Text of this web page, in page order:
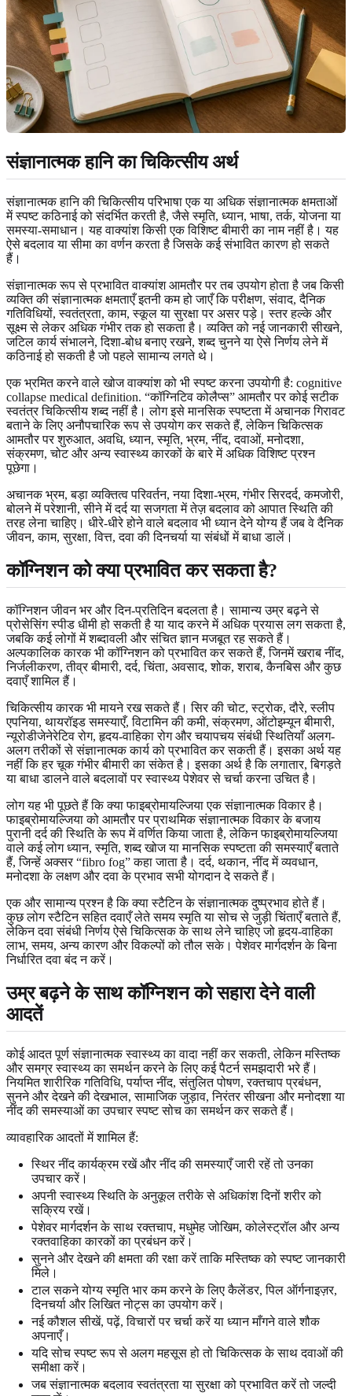
संज्ञानात्मक हानि का चिकित्सीय अर्थ
संज्ञानात्मक हानि की चिकित्सीय परिभाषा एक या अधिक संज्ञानात्मक क्षमताओं
में स्पष्ट कठिनाई को संदर्भित करती है, जैसे स्मृति, ध्यान, भाषा, तर्क, योजना या
समस्या-समाधान। यह वाक्यांश किसी एक विशिष्ट बीमारी का नाम नहीं है। यह
ऐसे बदलाव या सीमा का वर्णन करता है जिसके कई संभावित कारण हो सकते
हैं।
संज्ञानात्मक रूप से प्रभावित वाक्यांश आमतौर पर तब उपयोग होता है जब किसी
व्यक्ति की संज्ञानात्मक क्षमताएँ इतनी कम हो जाएँ कि परीक्षण, संवाद, दैनिक
गतिविधियों, स्वतंत्रता, काम, स्कूल या सुरक्षा पर असर पड़े। स्तर हल्के और
सूक्ष्म से लेकर अधिक गंभीर तक हो सकता है। व्यक्ति को नई जानकारी सीखने,
जटिल कार्य संभालने, दिशा-बोध बनाए रखने, शब्द चुनने या ऐसे निर्णय लेने में
कठिनाई हो सकती है जो पहले सामान्य लगते थे।
एक भ्रमित करने वाले खोज वाक्यांश को भी स्पष्ट करना उपयोगी है: cognitive
collapse medical definition. “कॉग्निटिव कोलैप्स” आमतौर पर कोई सटीक
स्वतंत्र चिकित्सीय शब्द नहीं है। लोग इसे मानसिक स्पष्टता में अचानक गिरावट
बताने के लिए अनौपचारिक रूप से उपयोग कर सकते हैं, लेकिन चिकित्सक
आमतौर पर शुरुआत, अवधि, ध्यान, स्मृति, भ्रम, नींद, दवाओं, मनोदशा,
संक्रमण, चोट और अन्य स्वास्थ्य कारकों के बारे में अधिक विशिष्ट प्रश्न
पूछेगा।
अचानक भ्रम, बड़ा व्यक्तित्व परिवर्तन, नया दिशा-भ्रम, गंभीर सिरदर्द, कमजोरी,
बोलने में परेशानी, सीने में दर्द या सजगता में तेज़ बदलाव को आपात स्थिति की
तरह लेना चाहिए। धीरे-धीरे होने वाले बदलाव भी ध्यान देने योग्य हैं जब वे दैनिक
जीवन, काम, सुरक्षा, वित्त, दवा की दिनचर्या या संबंधों में बाधा डालें।
कॉग्निशन को क्या प्रभावित कर सकता है?
कॉग्निशन जीवन भर और दिन-प्रतिदिन बदलता है। सामान्य उम्र बढ़ने से
प्रोसेसिंग स्पीड धीमी हो सकती है या याद करने में अधिक प्रयास लग सकता है,
जबकि कई लोगों में शब्दावली और संचित ज्ञान मजबूत रह सकते हैं।
अल्पकालिक कारक भी कॉग्निशन को प्रभावित कर सकते हैं, जिनमें खराब नींद,
निर्जलीकरण, तीव्र बीमारी, दर्द, चिंता, अवसाद, शोक, शराब, कैनबिस और कुछ
दवाएँ शामिल हैं।
चिकित्सीय कारक भी मायने रख सकते हैं। सिर की चोट, स्ट्रोक, दौरे, स्लीप
एपनिया, थायरॉइड समस्याएँ, विटामिन की कमी, संक्रमण, ऑटोइम्यून बीमारी,
न्यूरोडीजेनेरेटिव रोग, हृदय-वाहिका रोग और चयापचय संबंधी स्थितियाँ अलग-
अलग तरीकों से संज्ञानात्मक कार्य को प्रभावित कर सकती हैं। इसका अर्थ यह
नहीं कि हर चूक गंभीर बीमारी का संकेत है। इसका अर्थ है कि लगातार, बिगड़ते
या बाधा डालने वाले बदलावों पर स्वास्थ्य पेशेवर से चर्चा करना उचित है।
लोग यह भी पूछते हैं कि क्या फाइब्रोमायल्जिया एक संज्ञानात्मक विकार है।
फाइब्रोमायल्जिया को आमतौर पर प्राथमिक संज्ञानात्मक विकार के बजाय
पुरानी दर्द की स्थिति के रूप में वर्णित किया जाता है, लेकिन फाइब्रोमायल्जिया
वाले कई लोग ध्यान, स्मृति, शब्द खोज या मानसिक स्पष्टता की समस्याएँ बताते
हैं, जिन्हें अक्सर “fibro fog” कहा जाता है। दर्द, थकान, नींद में व्यवधान,
मनोदशा के लक्षण और दवा के प्रभाव सभी योगदान दे सकते हैं।
एक और सामान्य प्रश्न है कि क्या स्टैटिन के संज्ञानात्मक दुष्प्रभाव होते हैं।
कुछ लोग स्टैटिन सहित दवाएँ लेते समय स्मृति या सोच से जुड़ी चिंताएँ बताते हैं,
लेकिन दवा संबंधी निर्णय ऐसे चिकित्सक के साथ लेने चाहिए जो हृदय-वाहिका
लाभ, समय, अन्य कारण और विकल्पों को तौल सके। पेशेवर मार्गदर्शन के बिना
निर्धारित दवा बंद न करें।
उम्र बढ़ने के साथ कॉग्निशन को सहारा देने वाली
आदतें
कोई आदत पूर्ण संज्ञानात्मक स्वास्थ्य का वादा नहीं कर सकती, लेकिन मस्तिष्क
और समग्र स्वास्थ्य का समर्थन करने के लिए कई पैटर्न समझदारी भरे हैं।
नियमित शारीरिक गतिविधि, पर्याप्त नींद, संतुलित पोषण, रक्तचाप प्रबंधन,
सुनने और देखने की देखभाल, सामाजिक जुड़ाव, निरंतर सीखना और मनोदशा या
नींद की समस्याओं का उपचार स्पष्ट सोच का समर्थन कर सकते हैं।
व्यावहारिक आदतों में शामिल हैं:
स्थिर नींद कार्यक्रम रखें और नींद की समस्याएँ जारी रहें तो उनका
उपचार करें।
अपनी स्वास्थ्य स्थिति के अनुकूल तरीके से अधिकांश दिनों शरीर को
सक्रिय रखें।
पेशेवर मार्गदर्शन के साथ रक्तचाप, मधुमेह जोखिम, कोलेस्ट्रॉल और अन्य
रक्तवाहिका कारकों का प्रबंधन करें।
सुनने और देखने की क्षमता की रक्षा करें ताकि मस्तिष्क को स्पष्ट जानकारी
मिले।
टाल सकने योग्य स्मृति भार कम करने के लिए कैलेंडर, पिल ऑर्गनाइज़र,
दिनचर्या और लिखित नोट्स का उपयोग करें।
नई कौशल सीखें, पढ़ें, विचारों पर चर्चा करें या ध्यान माँगने वाले शौक
अपनाएँ।
यदि सोच स्पष्ट रूप से अलग महसूस हो तो चिकित्सक के साथ दवाओं की
समीक्षा करें।
जब संज्ञानात्मक बदलाव स्वतंत्रता या सुरक्षा को प्रभावित करें तो जल्दी